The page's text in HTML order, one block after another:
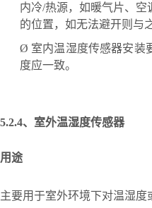
内冷/热源，如暖气片、空
的位置，如无法避开则与
Ø 室内温湿度传感器安装
度应一致。
5.2.4、 室外温湿度传感器
用途
主要用于室外环境下对温湿度